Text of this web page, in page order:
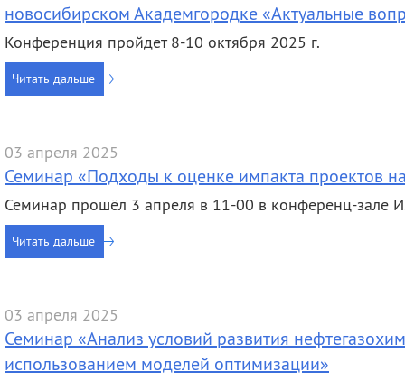
новосибирском Академгородке «Актуальные
Конференция пройдет 8-10 октября 2025 г.
Читать дальше
03 апреля 2025
Семинар «Подходы к оценке импакта проектов
Семинар прошёл 3 апреля в 11-00 в конференц-зале
Читать дальше
03 апреля 2025
Семинар «Анализ условий развития
использованием моделей оптимизации»